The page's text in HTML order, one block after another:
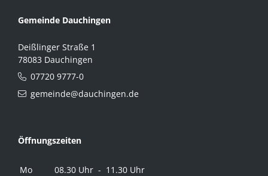
Gemeinde Dauchingen
Deißlinger Straße 1
78083 Dauchingen
07720 9777-0
gemeinde@dauchingen.de
Öffnungszeiten
Mo
08.30 Uhr - 11.30 Uhr